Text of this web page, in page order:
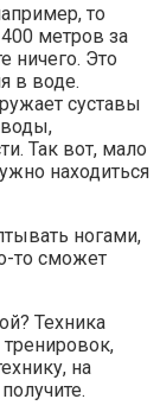
то
метров за
ничего. Это
в воде.
суставы
Так вот, мало
находиться
ногами,
то сможет
Техника
на